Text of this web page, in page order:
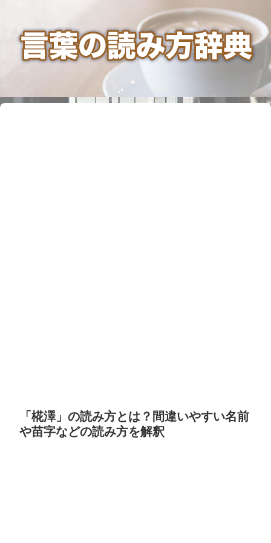
「椛澤」の読み方とは？間違いやすい名前
や苗字などの読み方を解釈